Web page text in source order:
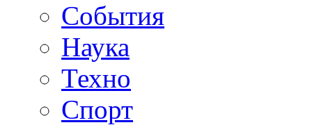
События
Наука
Техно
Спорт